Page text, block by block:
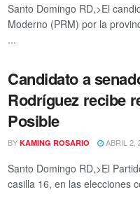
Santo Domingo RD,>El
Moderno (PRM) por la
...
Candidato a
Rodríguez recibe
Posible
BY KAMING ROSARIO ABRIL 2,
Santo Domingo RD,>El
casilla 16, en las elecciones